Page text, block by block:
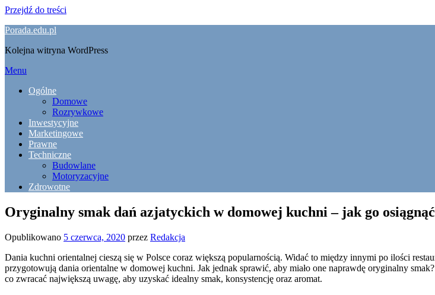
Przejdź do treści
Porada.edu.pl
Kolejna witryna WordPress
Menu
Ogólne
Domowe
Rozrywkowe
Inwestycyjne
Marketingowe
Prawne
Techniczne
Budowlane
Motoryzacyjne
Zdrowotne
Oryginalny smak dań azjatyckich w domowej kuchni – jak go
Opublikowano 5 czerwca, 2020 przez Redakcja
Dania kuchni orientalnej cieszą się w Polsce coraz większą popularnością. Widać to między innymi po ilości
przygotowują dania orientalne w domowej kuchni. Jak jednak sprawić, aby miało one naprawdę oryginalny
co zwracać największą uwagę, aby uzyskać idealny smak, konsystencję oraz aromat.